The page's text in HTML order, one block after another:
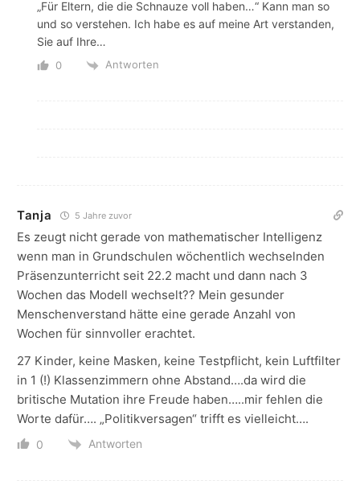
„Für Eltern, die die Schnauze voll haben…“ Kann man so
und so verstehen. Ich habe es auf meine Art verstanden,
Sie auf Ihre…
0 Antworten
Tanja 5 Jahre zuvor
Es zeugt nicht gerade von mathematischer Intelligenz
wenn man in Grundschulen wöchentlich wechselnden
Präsenzunterricht seit 22.2 macht und dann nach 3
Wochen das Modell wechselt?? Mein gesunder
Menschenverstand hätte eine gerade Anzahl von
Wochen für sinnvoller erachtet.
27 Kinder, keine Masken, keine Testpflicht, kein Luftfilter
in 1 (!) Klassenzimmern ohne Abstand….da wird die
britische Mutation ihre Freude haben…..mir fehlen die
Worte dafür…. „Politikversagen“ trifft es vielleicht….
0 Antworten